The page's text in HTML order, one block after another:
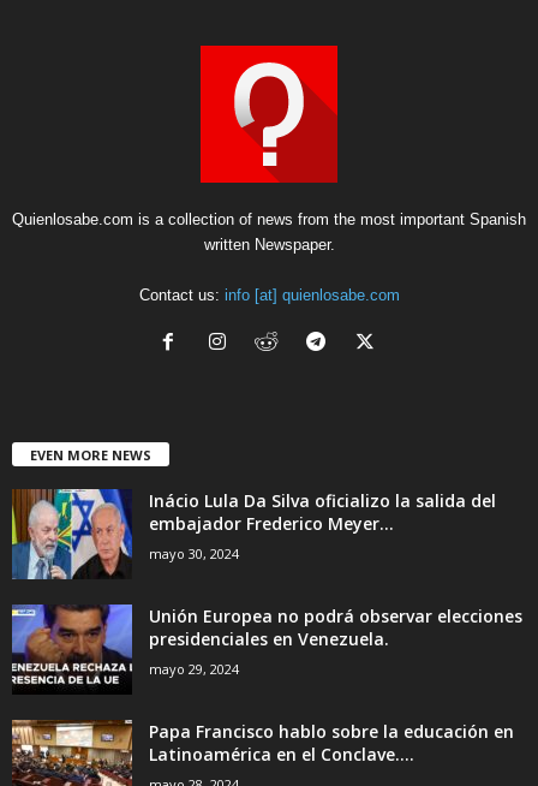
Quienlosabe.com is a collection of news from the most important Spanish
written Newspaper.
Contact us: info [at] quienlosabe.com
EVEN MORE NEWS
Inácio Lula Da Silva oficializo la salida del
embajador Frederico Meyer...
mayo 30, 2024
Unión Europea no podrá observar elecciones
presidenciales en Venezuela.
mayo 29, 2024
Papa Francisco hablo sobre la educación en
Latinoamérica en el Conclave....